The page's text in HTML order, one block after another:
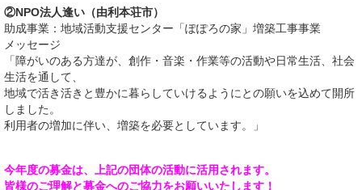
②NPO法人逢い（由利本荘市）
助成事業：地域活動支援センター「ぽぽろの家」増築工事事業
メッセージ
「障がいのある方達が、創作・音楽・作業等の活動や日常生活、社会
生活を通して、
地域で活き活きと豊かに暮らしていけるようにとの願いを込めて開所
しました。
利用者の増加に伴い、増築を必要としています。」
今年度の募金は、上記の団体の活動に活用されます。
皆様のご理解と募金へのご協力をお願いいたします！